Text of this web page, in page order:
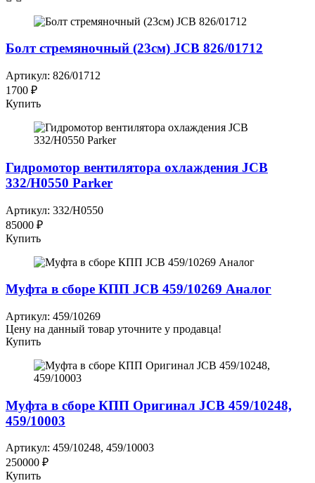
Болт стремяночный (23см) JCB 826/01712
Артикул: 826/01712
1700 ₽
Купить
Гидромотор вентилятора охлаждения JCB
332/H0550 Parker
Артикул: 332/H0550
85000 ₽
Купить
Муфта в сборе КПП JCB 459/10269 Аналог
Артикул: 459/10269
Цену на данный товар уточните у продавца!
Купить
Муфта в сборе КПП Оригинал JCB 459/10248,
459/10003
Артикул: 459/10248, 459/10003
250000 ₽
Купить